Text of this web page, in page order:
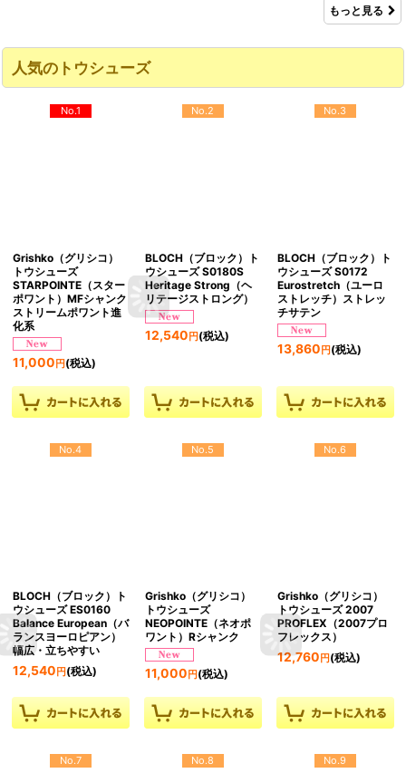
もっと見る
人気のトウシューズ
No.1
Grishko（グリシコ）
トウシューズ
STARPOINTE（スター
ポワント）MFシャンク
ストリームポワント進
化系
11,000 円 (税込)
No.2
BLOCH（ブロック）ト
ウシューズ S0180S
Heritage Strong（ヘ
リテージストロング）
12,540 円(税込)
No.3
BLOCH（ブロック）ト
ウシューズ S0172
Eurostretch（ユーロ
ストレッチ）ストレッ
チサテン
13,860 円(税込)
No.4
BLOCH（ブロック）ト
ウシューズ ES0160
Balance European（バ
ランスヨーロピアン）
幅広・立ちやすい
12,540 円 (税込)
No.5
Grishko（グリシコ）
トウシューズ
NEOPOINTE（ネオポ
ワント）Rシャンク
11,000 円(税込)
No.6
Grishko（グリシコ）
トウシューズ 2007
PROFLEX（2007プロ
フレックス）
12,760 円(税込)
No.7 No.8 No.9